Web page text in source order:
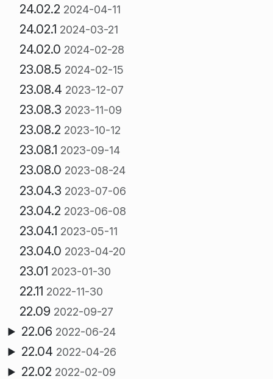
24.02.2 2024-04-11
24.02.1 2024-03-21
24.02.0 2024-02-28
23.08.5 2024-02-15
23.08.4 2023-12-07
23.08.3 2023-11-09
23.08.2 2023-10-12
23.08.1 2023-09-14
23.08.0 2023-08-24
23.04.3 2023-07-06
23.04.2 2023-06-08
23.04.1 2023-05-11
23.04.0 2023-04-20
23.01 2023-01-30
22.11 2022-11-30
22.09 2022-09-27
22.06 2022-06-24
22.04 2022-04-26
22.02 2022-02-09